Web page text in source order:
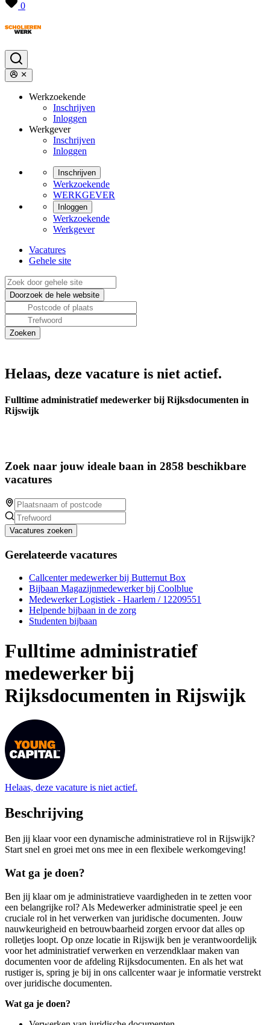
0
Werkzoekende
Inschrijven
Inloggen
Werkgever
Inschrijven
Inloggen
Inschrijven
Werkzoekende
WERKGEVER
Inloggen
Werkzoekende
Werkgever
Vacatures
Gehele site
Helaas, deze vacature is niet actief.
Fulltime administratief medewerker bij Rijksdocumenten in
Rijswijk
Zoek naar jouw ideale baan in 2858 beschikbare
vacatures
Vacatures zoeken
Gerelateerde vacatures
Callcenter medewerker bij Butternut Box
Bijbaan Magazijnmedewerker bij Coolblue
Medewerker Logistiek - Haarlem / 12209551
Helpende bijbaan in de zorg
Studenten bijbaan
Fulltime administratief
medewerker bij
Rijksdocumenten in Rijswijk
Helaas, deze vacature is niet actief.
Beschrijving
Ben jij klaar voor een dynamische administratieve rol in Rijswijk?
Start snel en groei met ons mee in een flexibele werkomgeving!
Wat ga je doen?
Ben jij klaar om je administratieve vaardigheden in te zetten voor
een belangrijke rol? Als Medewerker administratie speel je een
cruciale rol in het verwerken van juridische documenten. Jouw
nauwkeurigheid en betrouwbaarheid zorgen ervoor dat alles op
rolletjes loopt. Op onze locatie in Rijswijk ben je verantwoordelijk
voor het administratief verwerken en verzendklaar maken van
documenten voor de afdeling Rijksdocumenten. En als het wat
rustiger is, spring je bij in ons callcenter waar je informatie verstrekt
over juridische documenten.
Wat ga je doen?